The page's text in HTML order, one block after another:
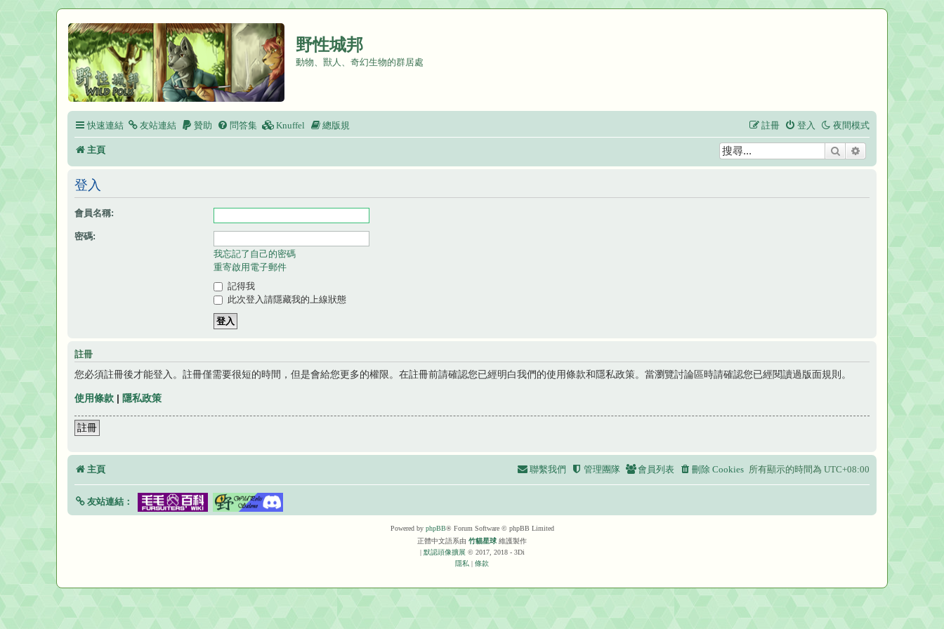
野性城邦
動物、獸人、奇幻生物的群居處
快速連結 夜間模式
友站連結 贊助 問答集 Knuffel 總版規 登入
註冊
主頁 搜尋
登入
會員名稱:
密碼:
我忘記了自己的密碼
重寄啟用電子郵件
記得我
此次登入請隱藏我的上線狀態
註冊
您必須註冊後才能登入。註冊僅需要很短的時間，但是會給您更多的權限。在註冊前請確認您已經明白我們的使用條款和隱私政策。當瀏覽討論區時請確認您已經閱讀過版面規則。
使用條款 | 隱私政策
註冊
主頁 所有顯示的時間為 UTC+08:00
刪除 Cookies
會員列表
管理團隊
聯繫我們
友站連結：
Powered by phpBB® Forum Software © phpBB Limited
正體中文語系由 竹貓星球 維護製作
默認頭像擴展 © 2017, 2018 - 3Di
隱私
條款